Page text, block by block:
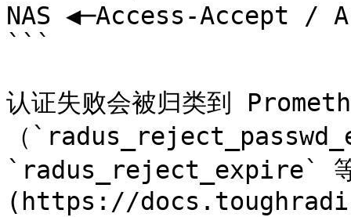
NAS ◀─Access-Accept /
```
认证失败会被归类到
（
`radus_reject_expire` 等
(https://